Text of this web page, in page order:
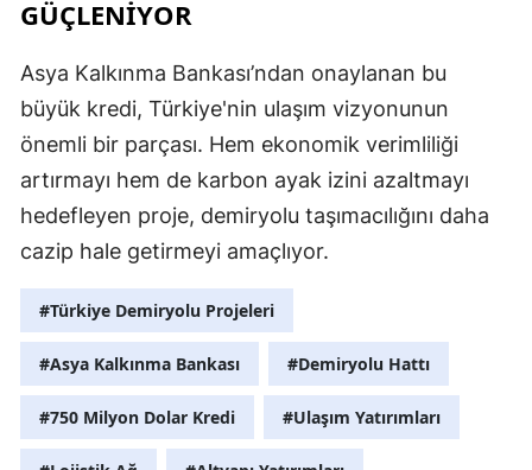
GÜÇLENİYOR
Asya Kalkınma Bankası’ndan onaylanan bu
büyük kredi, Türkiye'nin ulaşım vizyonunun
önemli bir parçası. Hem ekonomik verimliliği
artırmayı hem de karbon ayak izini azaltmayı
hedefleyen proje, demiryolu taşımacılığını daha
cazip hale getirmeyi amaçlıyor.
#Türkiye Demiryolu Projeleri
#Asya Kalkınma Bankası #Demiryolu Hattı
#750 Milyon Dolar Kredi #Ulaşım Yatırımları